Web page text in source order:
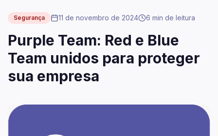
Segurança 11 de novembro de 2024 6 min de leitura
Purple Team: Red e Blue
Team unidos para proteger
sua empresa